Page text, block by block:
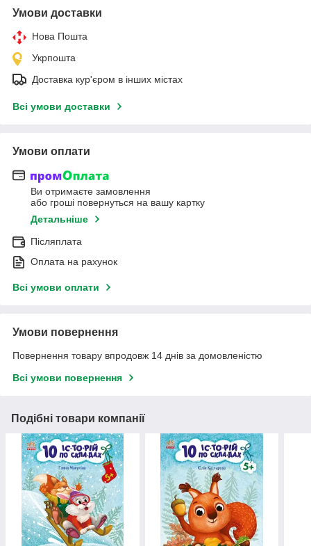
Умови доставки
Нова Пошта
Укрпошта
Доставка кур'єром в інших містах
Всі умови доставки
Умови оплати
Ви отримаєте замовлення
або гроші повернуться на вашу картку
Детальніше
Післяплата
Оплата на рахунок
Всі умови оплати
Умови повернення
Повернення товару впродовж 14 днів за домовленістю
Всі умови повернення
Подібні товари компанії